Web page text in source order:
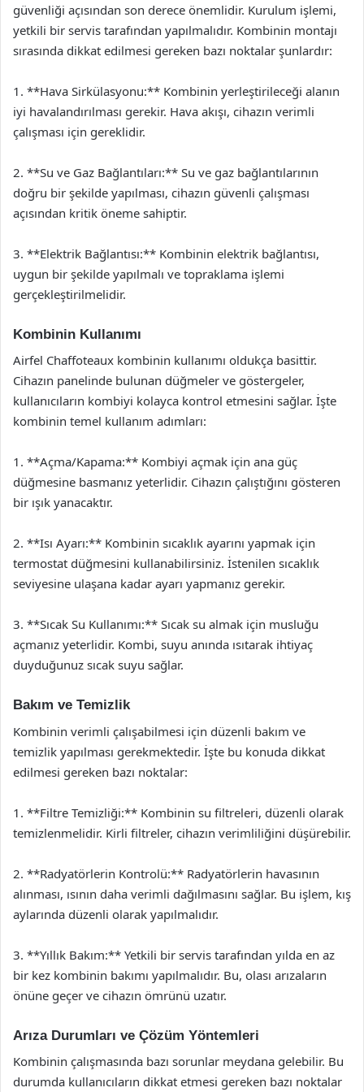
güvenliği açısından son derece önemlidir. Kurulum işlemi,
yetkili bir servis tarafından yapılmalıdır. Kombinin montajı
sırasında dikkat edilmesi gereken bazı noktalar şunlardır:
1. **Hava Sirkülasyonu:** Kombinin yerleştirileceği alanın
iyi havalandırılması gerekir. Hava akışı, cihazın verimli
çalışması için gereklidir.
2. **Su ve Gaz Bağlantıları:** Su ve gaz bağlantılarının
doğru bir şekilde yapılması, cihazın güvenli çalışması
açısından kritik öneme sahiptir.
3. **Elektrik Bağlantısı:** Kombinin elektrik bağlantısı,
uygun bir şekilde yapılmalı ve topraklama işlemi
gerçekleştirilmelidir.
Kombinin Kullanımı
Airfel Chaffoteaux kombinin kullanımı oldukça basittir.
Cihazın panelinde bulunan düğmeler ve göstergeler,
kullanıcıların kombiyi kolayca kontrol etmesini sağlar. İşte
kombinin temel kullanım adımları:
1. **Açma/Kapama:** Kombiyi açmak için ana güç
düğmesine basmanız yeterlidir. Cihazın çalıştığını gösteren
bir ışık yanacaktır.
2. **Isı Ayarı:** Kombinin sıcaklık ayarını yapmak için
termostat düğmesini kullanabilirsiniz. İstenilen sıcaklık
seviyesine ulaşana kadar ayarı yapmanız gerekir.
3. **Sıcak Su Kullanımı:** Sıcak su almak için musluğu
açmanız yeterlidir. Kombi, suyu anında ısıtarak ihtiyaç
duyduğunuz sıcak suyu sağlar.
Bakım ve Temizlik
Kombinin verimli çalışabilmesi için düzenli bakım ve
temizlik yapılması gerekmektedir. İşte bu konuda dikkat
edilmesi gereken bazı noktalar:
1. **Filtre Temizliği:** Kombinin su filtreleri, düzenli olarak
temizlenmelidir. Kirli filtreler, cihazın verimliliğini düşürebilir.
2. **Radyatörlerin Kontrolü:** Radyatörlerin havasının
alınması, ısının daha verimli dağılmasını sağlar. Bu işlem, kış
aylarında düzenli olarak yapılmalıdır.
3. **Yıllık Bakım:** Yetkili bir servis tarafından yılda en az
bir kez kombinin bakımı yapılmalıdır. Bu, olası arızaların
önüne geçer ve cihazın ömrünü uzatır.
Arıza Durumları ve Çözüm Yöntemleri
Kombinin çalışmasında bazı sorunlar meydana gelebilir. Bu
durumda kullanıcıların dikkat etmesi gereken bazı noktalar